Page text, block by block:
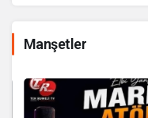
Manşetler